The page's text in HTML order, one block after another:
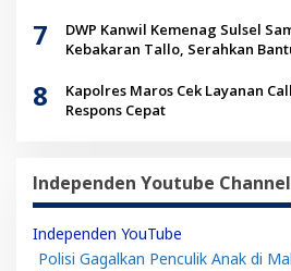
7
DWP Kanwil Kemenag Sulsel
Kebakaran Tallo, Serahkan
8
Kapolres Maros Cek Layanan
Respons Cepat
Independen Youtube Channel
Independen YouTube
Polisi Gagalkan Penculik Anak di